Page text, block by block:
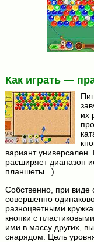
Как играть —
их
вариант
расширяет диапазон
планшеты...)
Собственно, при виде
совершенно
разноцветными
кнопки с
ими в массу других,
снарядом. Цель